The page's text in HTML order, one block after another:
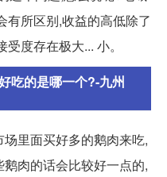
有所区别,收益的高低除了
度存在极大... 小。
吃的是哪一个?-九州
里面买好多的鹅肉来吃,
肉的话会比较好一点的,